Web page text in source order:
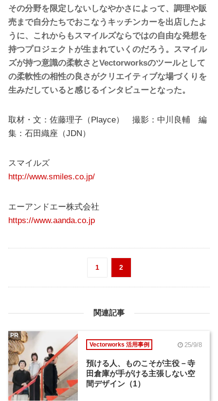
その分野を限定しないしなやかさによって、調理や販
売まで自分たちでおこなうキッチンカーを出店したよ
うに、これからもスマイルズならではの自由な発想を
持つプロジェクトが生まれていくのだろう。スマイル
ズが持つ意識の柔軟さとVectorworksのツールとして
の柔軟性の相性の良さがクリエイティブな場づくりを
生みだしていると感じるインタビューとなった。
取材・文：佐藤理子（Playce） 撮影：中川良輔 編
集：石田織座（JDN）
スマイルズ
http://www.smiles.co.jp/
エーアンドエー株式会社
https://www.aanda.co.jp
1 2
関連記事
Vectorworks 活用事例 25/9/8
預ける人、ものこそが主役－寺
田倉庫が手がける主張しない空
間デザイン（1）
PR